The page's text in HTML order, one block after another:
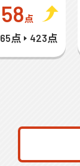
点
点 423点